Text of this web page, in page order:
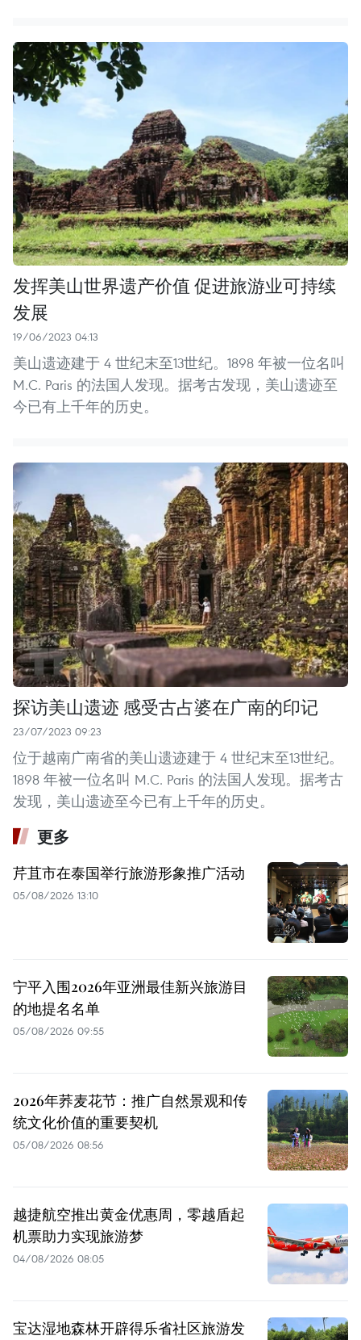
发挥美山世界遗产价值 促进旅游业可持续
发展
19/06/2023 04:13
美山遗迹建于 4 世纪末至13世纪。1898 年被一位名叫
M.C. Paris 的法国人发现。据考古发现，美山遗迹至
今已有上千年的历史。
探访美山遗迹 感受古占婆在广南的印记
23/07/2023 09:23
位于越南广南省的美山遗迹建于 4 世纪末至13世纪。
1898 年被一位名叫 M.C. Paris 的法国人发现。据考古
发现，美山遗迹至今已有上千年的历史。
更多
芹苴市在泰国举行旅游形象推广活动
05/08/2026 13:10
宁平入围2026年亚洲最佳新兴旅游目
的地提名名单
05/08/2026 09:55
2026年荞麦花节：推广自然景观和传
统文化价值的重要契机
05/08/2026 08:56
越捷航空推出黄金优惠周，零越盾起
机票助力实现旅游梦
04/08/2026 08:05
宝达湿地森林开辟得乐省社区旅游发